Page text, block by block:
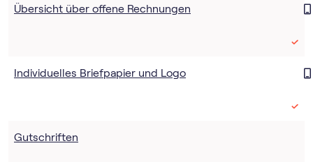
Übersicht über offene Rechnungen
Individuelles Briefpapier und Logo
Gutschriften